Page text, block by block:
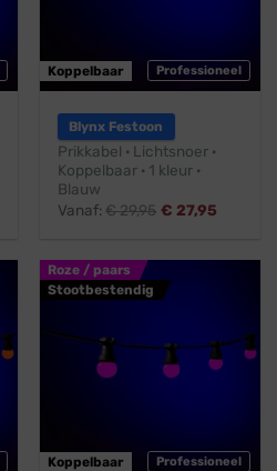
Professioneel
Koppelbaar
Blynx Festoon
Prikkabel · Lichtsnoer ·
Koppelbaar · 1 kleur ·
Blauw
Vanaf:€29,95 € 27,95
Roze / paars
Stootbestendig
Professioneel
Koppelbaar